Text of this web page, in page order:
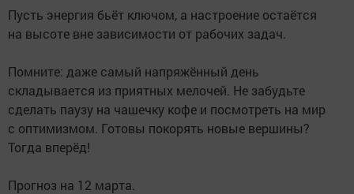
Пусть энергия бьёт ключом, а настроение остаётся
на высоте вне зависимости от рабочих задач.
Помните: даже самый напряжённый день
складывается из приятных мелочей. Не забудьте
сделать паузу на чашечку кофе и посмотреть на мир
с оптимизмом. Готовы покорять новые вершины?
Тогда вперёд!
Прогноз на 12 марта.